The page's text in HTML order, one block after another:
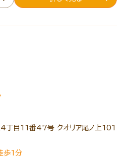
丁目11番47号 クオリア尾ノ上101
歩1分